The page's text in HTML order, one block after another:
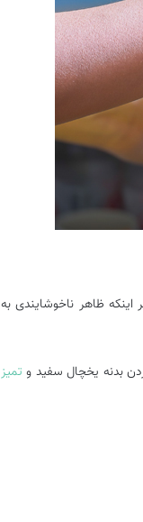
ظاهر ناخوشایندی به
بدنه یخچال سفید وتمیز